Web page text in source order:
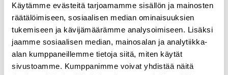
Käytämme evästeitä tarjoamamme sisällön ja mainosten
räätälöimiseen, sosiaalisen median ominaisuuksien
tukemiseen ja kävijämäärämme analysoimiseen. Lisäksi
jaamme sosiaalisen median, mainosalan ja analytiikka-
alan kumppaneillemme tietoja siitä, miten käytät
sivustoamme. Kumppanimme voivat yhdistää näitä
verkkokauppaa
Osasto: Bussmann